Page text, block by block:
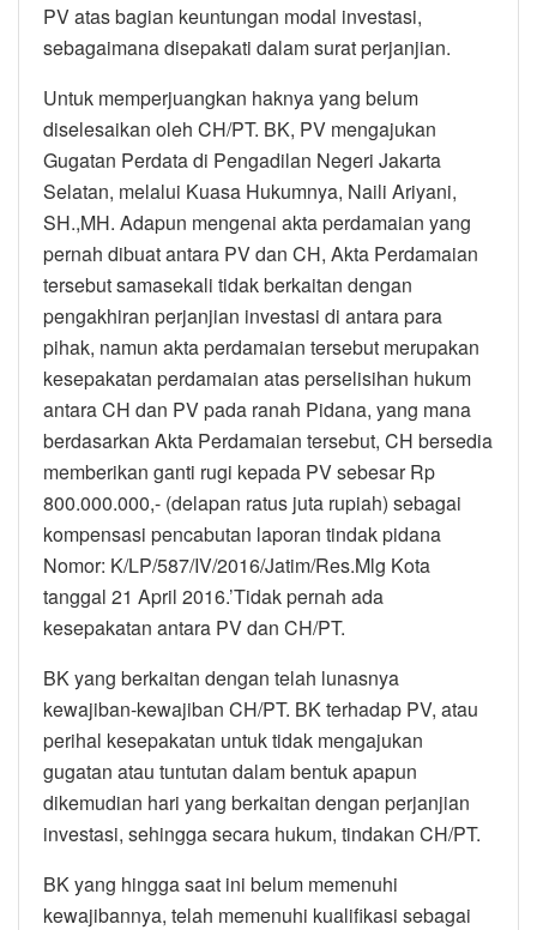
PV atas bagian keuntungan modal investasi,
sebagaimana disepakati dalam surat perjanjian.
Untuk memperjuangkan haknya yang belum
diselesaikan oleh CH/PT. BK, PV mengajukan
Gugatan Perdata di Pengadilan Negeri Jakarta
Selatan, melalui Kuasa Hukumnya, Naili Ariyani,
SH.,MH. Adapun mengenai akta perdamaian yang
pernah dibuat antara PV dan CH, Akta Perdamaian
tersebut samasekali tidak berkaitan dengan
pengakhiran perjanjian investasi di antara para
pihak, namun akta perdamaian tersebut merupakan
kesepakatan perdamaian atas perselisihan hukum
antara CH dan PV pada ranah Pidana, yang mana
berdasarkan Akta Perdamaian tersebut, CH bersedia
memberikan ganti rugi kepada PV sebesar Rp
800.000.000,- (delapan ratus juta rupiah) sebagai
kompensasi pencabutan laporan tindak pidana
Nomor: K/LP/587/IV/2016/Jatim/Res.Mlg Kota
tanggal 21 April 2016.’Tidak pernah ada
kesepakatan antara PV dan CH/PT.
BK yang berkaitan dengan telah lunasnya
kewajiban-kewajiban CH/PT. BK terhadap PV, atau
perihal kesepakatan untuk tidak mengajukan
gugatan atau tuntutan dalam bentuk apapun
dikemudian hari yang berkaitan dengan perjanjian
investasi, sehingga secara hukum, tindakan CH/PT.
BK yang hingga saat ini belum memenuhi
kewajibannya, telah memenuhi kualifikasi sebagai